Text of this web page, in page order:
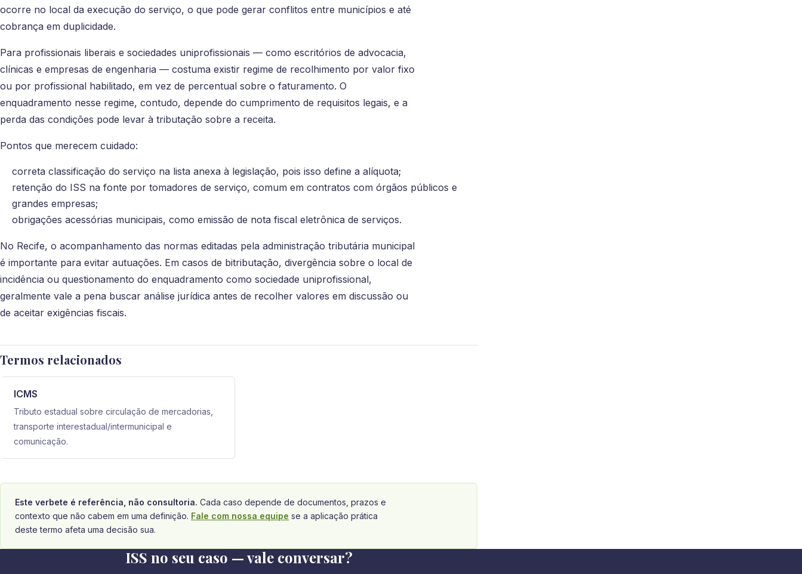
ocorre no local da execução do serviço, o que pode gerar conflitos entre municípios e até
cobrança em duplicidade.
Para profissionais liberais e sociedades uniprofissionais — como escritórios de advocacia,
clínicas e empresas de engenharia — costuma existir regime de recolhimento por valor fixo
ou por profissional habilitado, em vez de percentual sobre o faturamento. O
enquadramento nesse regime, contudo, depende do cumprimento de requisitos legais, e a
perda das condições pode levar à tributação sobre a receita.
Pontos que merecem cuidado:
correta classificação do serviço na lista anexa à legislação, pois isso define a alíquota;
retenção do ISS na fonte por tomadores de serviço, comum em contratos com órgãos públicos e
grandes empresas;
obrigações acessórias municipais, como emissão de nota fiscal eletrônica de serviços.
No Recife, o acompanhamento das normas editadas pela administração tributária municipal
é importante para evitar autuações. Em casos de bitributação, divergência sobre o local de
incidência ou questionamento do enquadramento como sociedade uniprofissional,
geralmente vale a pena buscar análise jurídica antes de recolher valores em discussão ou
de aceitar exigências fiscais.
Termos relacionados
ICMS
Tributo estadual sobre circulação de mercadorias,
transporte interestadual/intermunicipal e
comunicação.
Este verbete é referência, não consultoria. Cada caso depende de documentos, prazos e
contexto que não cabem em uma definição. Fale com nossa equipe se a aplicação prática
deste termo afeta uma decisão sua.
ISS no seu caso — vale conversar?